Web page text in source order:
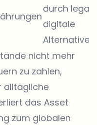
durch
digitale
Alternativen.
nicht mehr
zu zahlen,
alltägliche
das Asset
zum globalen